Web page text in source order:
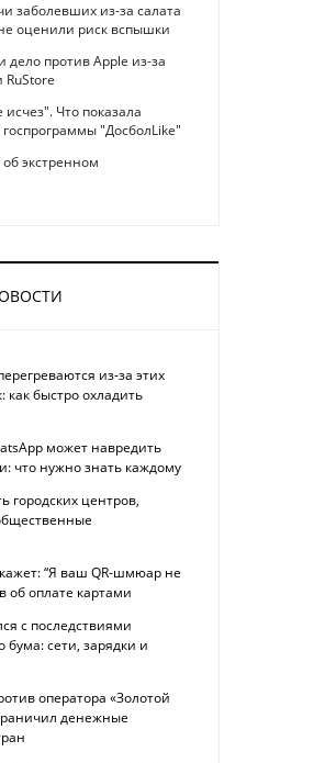
заболевших из-за салата
оценили риск вспышки
дело против Apple из-за
Что показала
"ДосболLike"
экстренном
из-за этих
быстро охладить
может навредить
что нужно знать каждому
городских центров,
“Я ваш QR-шмюар не
об оплате картами
с последствиями
бума: сети, зарядки и
оператора «Золотой
денежные